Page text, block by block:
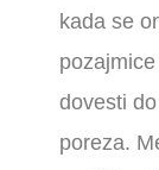
kada se
dovesti
poreza.